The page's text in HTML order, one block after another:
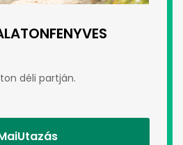
déli partján.